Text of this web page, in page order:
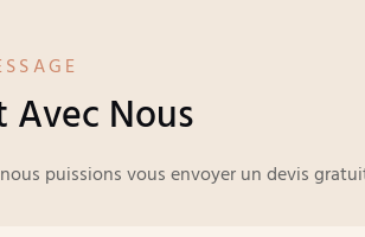
Avec Nous
puissions vous envoyer un devis